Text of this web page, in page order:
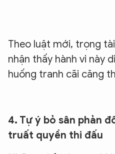
Theo luật mới, trọng
nhận thấy hành vi này
huống tranh cãi căng
4. Tự ý bỏ sân phản
truất quyền thi đấu